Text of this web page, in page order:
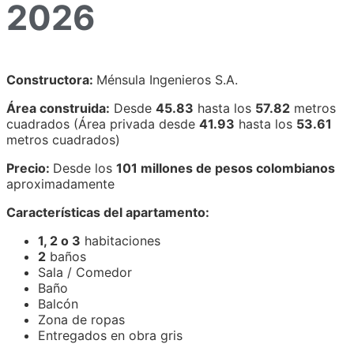
2026
Constructora: Ménsula Ingenieros S.A.
Área construida: Desde 45.83 hasta los 57.82 metros
cuadrados (Área privada desde 41.93 hasta los 53.61
metros cuadrados)
Precio: Desde los 101 millones de pesos colombianos
aproximadamente
Características del apartamento:
1, 2 o 3 habitaciones
2 baños
Sala / Comedor
Baño
Balcón
Zona de ropas
Entregados en obra gris